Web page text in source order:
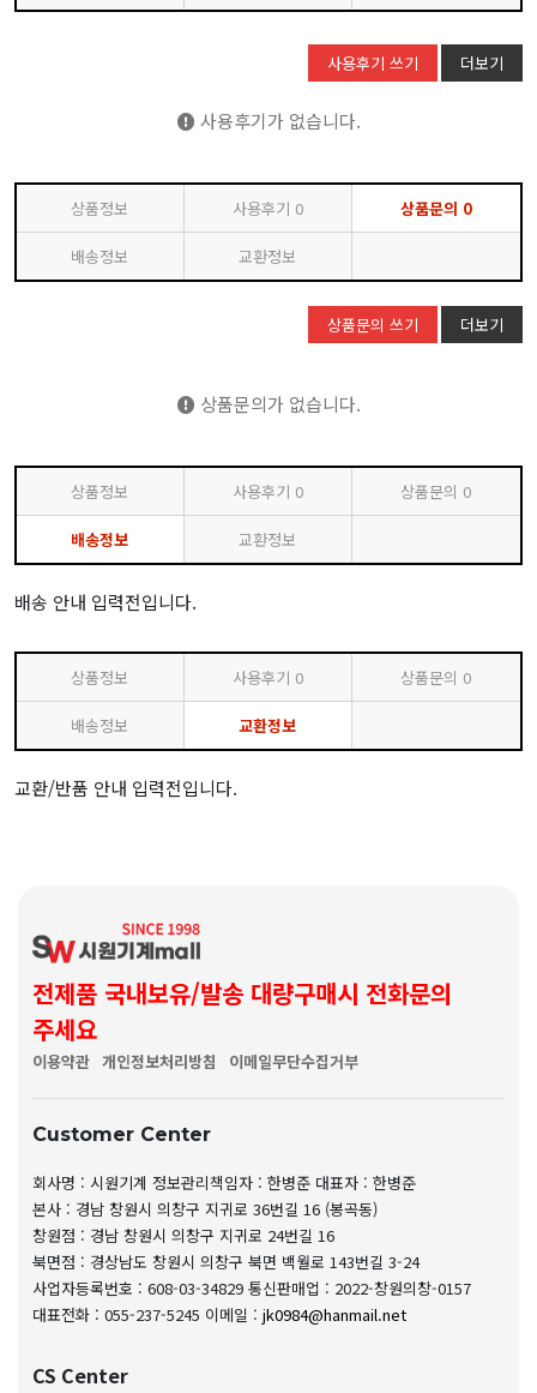
사용후기 쓰기 더보기
사용후기가 없습니다.
상품정보 사용후기 0 상품문의 0
배송정보 교환정보
상품문의 쓰기 더보기
상품문의가 없습니다.
상품정보 사용후기 0 상품문의 0
배송정보 교환정보
배송 안내 입력전입니다.
상품정보 사용후기 0 상품문의 0
배송정보 교환정보
교환/반품 안내 입력전입니다.
전제품 국내보유/발송 대량구매시 전화문의
주세요
이용약관 개인정보처리방침 이메일무단수집거부
Customer Center
회사명 : 시원기계 정보관리책임자 : 한병준 대표자 : 한병준
본사 : 경남 창원시 의창구 지귀로 36번길 16 (봉곡동)
창원점 : 경남 창원시 의창구 지귀로 24번길 16
북면점 : 경상남도 창원시 의창구 북면 백월로 143번길 3-24
사업자등록번호 : 608-03-34829 통신판매업 : 2022-창원의창-0157
대표전화 : 055-237-5245 이메일 : jk0984@hanmail.net
CS Center